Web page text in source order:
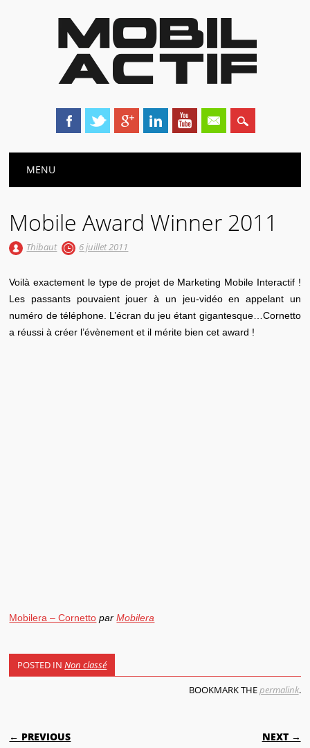
Main menu
MENU
Mobile Award Winner 2011
Thibaut 6 juillet 2011
Voilà exactement le type de projet de Marketing Mobile Interactif !
Les passants pouvaient jouer à un jeu-vidéo en appelant un
numéro de téléphone. L’écran du jeu étant gigantesque…Cornetto
a réussi à créer l’évènement et il mérite bien cet award !
Mobilera – Cornetto parMobilera
POSTED INNon classé
BOOKMARK THEpermalink.
POST NAVIGATION
← PREVIOUS NEXT →